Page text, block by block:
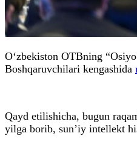
O‘zbekiston OTBning
Boshqaruvchilari kengashida
Qayd etilishicha, bugun
yilga borib, sun’iy intellekt